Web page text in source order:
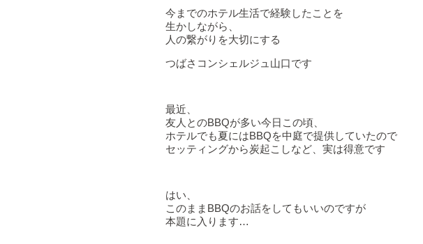
今までのホテル生活で経験したことを
生かしながら、
人の繋がりを大切にする
つばさコンシェルジュ山口です
最近、
友人とのBBQが多い今日この頃、
ホテルでも夏にはBBQを中庭で提供していたので
セッティングから炭起こしなど、実は得意です
はい、
このままBBQのお話をしてもいいのですが
本題に入ります…